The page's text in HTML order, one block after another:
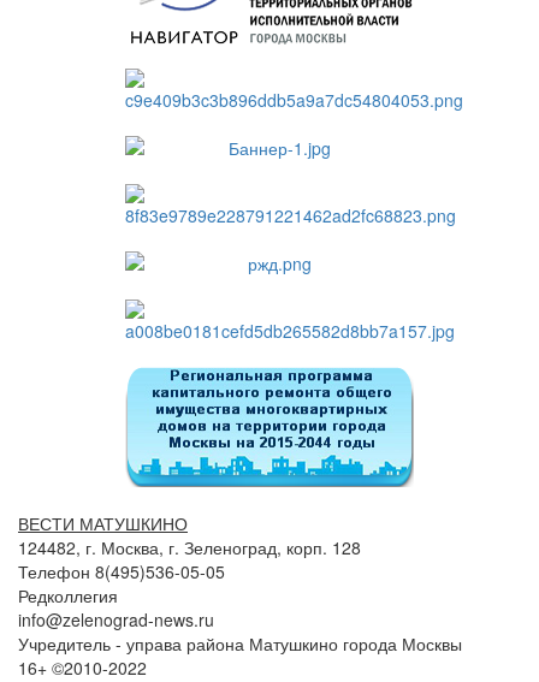
ВЕСТИ МАТУШКИНО
124482, г. Москва, г. Зеленоград, корп. 128
Телефон 8(495)536-05-05
Редколлегия
info@zelenograd-news.ru
Учредитель - управа района Матушкино города Москвы
16+ ©2010-2022